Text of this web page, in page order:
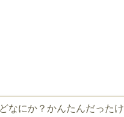
なにか？かんたんだったけ